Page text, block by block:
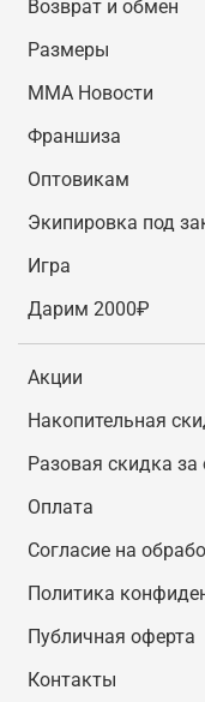
Возврат и обмен
Размеры
MMA Новости
Франшиза
Оптовикам
Экипировка под
Игра
Дарим 2000₽
Акции
Накопительная
Разовая скидка
Оплата
Согласие на
Политика
Публичная оферта
Контакты